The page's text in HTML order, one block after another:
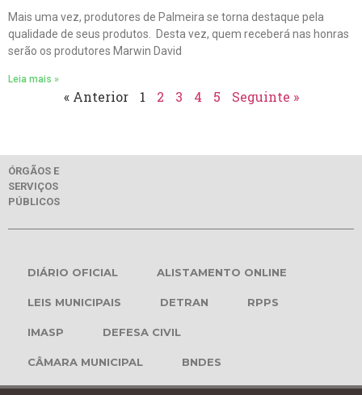
Mais uma vez, produtores de Palmeira se torna destaque pela
qualidade de seus produtos. Desta vez, quem receberá nas honras
serão os produtores Marwin David
Leia mais »
« Anterior 1 2 3 4 5 Seguinte »
ÓRGÃOS E
SERVIÇOS
PÚBLICOS
DIÁRIO OFICIAL ALISTAMENTO ONLINE
LEIS MUNICIPAIS DETRAN RPPS
IMASP DEFESA CIVIL
CÂMARA MUNICIPAL BNDES